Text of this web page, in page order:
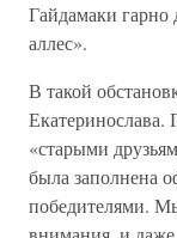
Гайдамаки гарно
аллес».
В такой
Екатеринослава.
«старыми
была заполнена
победителями.